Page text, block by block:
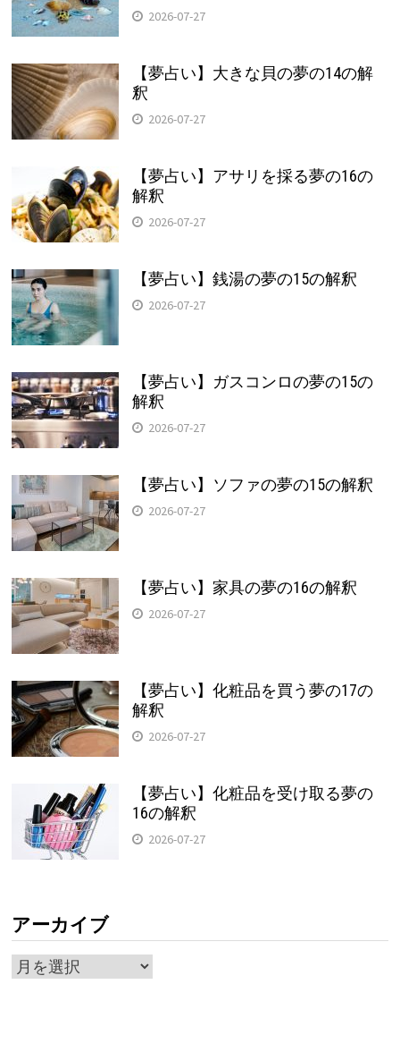
2026-07-27
【夢占い】大きな貝の夢の14の解
釈
2026-07-27
【夢占い】アサリを採る夢の16の
解釈
2026-07-27
【夢占い】銭湯の夢の15の解釈
2026-07-27
【夢占い】ガスコンロの夢の15の
解釈
2026-07-27
【夢占い】ソファの夢の15の解釈
2026-07-27
【夢占い】家具の夢の16の解釈
2026-07-27
【夢占い】化粧品を買う夢の17の
解釈
2026-07-27
【夢占い】化粧品を受け取る夢の
16の解釈
2026-07-27
アーカイブ
ア